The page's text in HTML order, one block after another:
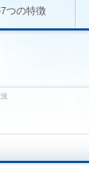
つの特徴